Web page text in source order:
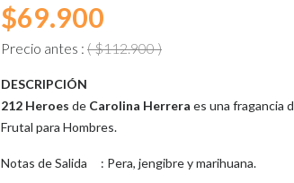
$69.900
Precio antes : ( $112.900 )
DESCRIPCIÓN
212 Heroes de Carolina Herrera es una fragancia
Frutal para Hombres.
Notas de Salida : Pera, jengibre y marihuana.